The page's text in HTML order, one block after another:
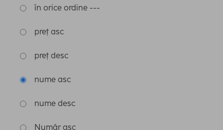
în orice ordine ---
preț asc
preț desc
nume asc
nume desc
Număr asc